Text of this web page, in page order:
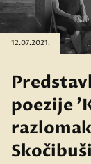
12.07.2021.
poezije